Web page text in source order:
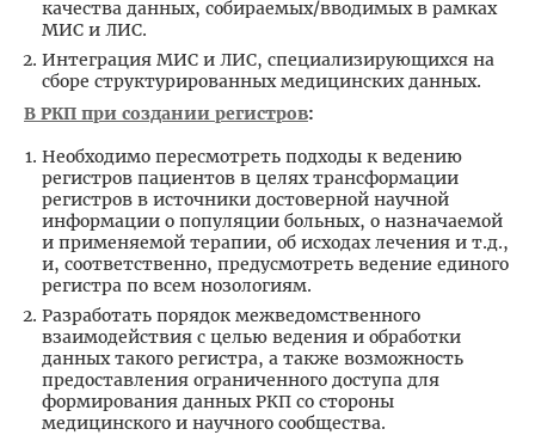
качества данных, собираемых/вводимых в рамках
МИС и ЛИС.
Интеграция МИС и ЛИС, специализирующихся на
сборе структурированных медицинских данных.
В РКП при создании регистров:
Необходимо пересмотреть подходы к ведению
регистров пациентов в целях трансформации
регистров в источники достоверной научной
информации о популяции больных, о назначаемой
и применяемой терапии, об исходах лечения и т.д.,
и, соответственно, предусмотреть ведение единого
регистра по всем нозологиям.
Разработать порядок межведомственного
взаимодействия с целью ведения и обработки
данных такого регистра, а также возможность
предоставления ограниченного доступа для
формирования данных РКП со стороны
медицинского и научного сообщества.